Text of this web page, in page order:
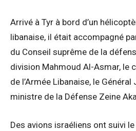
Arrivé à Tyr à bord d’un
libanaise, il était accompagné
du Conseil suprême de la
division Mahmoud Al-Asmar, le
de l’Armée Libanaise, le
ministre de la Défense Zeine
Des avions israéliens ont suivi